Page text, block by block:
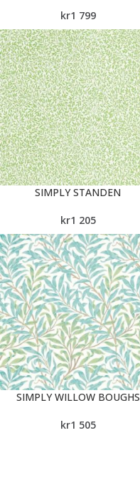
kr1 799
SIMPLY STANDEN
kr1 205
SIMPLY WILLOW BOUGHS
kr1 505